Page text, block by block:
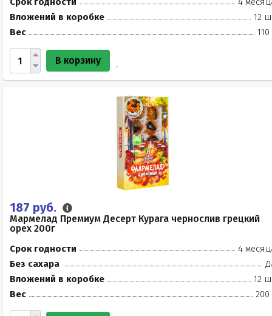
Вложений в коробке
12
Вес
110
В корзину
187 руб.
Мармелад Премиум Десерт Курага чернослив грецкий
орех 200г
Срок годности
4
Без сахара
Вложений в коробке
12
Вес
200